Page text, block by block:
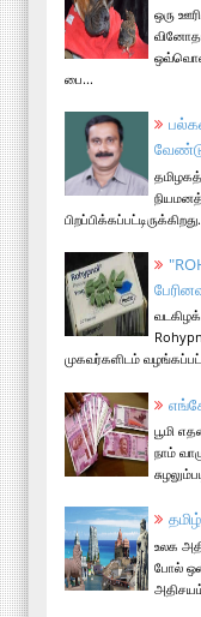
ஒரு
பை...
முகவர்களிடம்
பூமி
நாம்
உலக
போல்